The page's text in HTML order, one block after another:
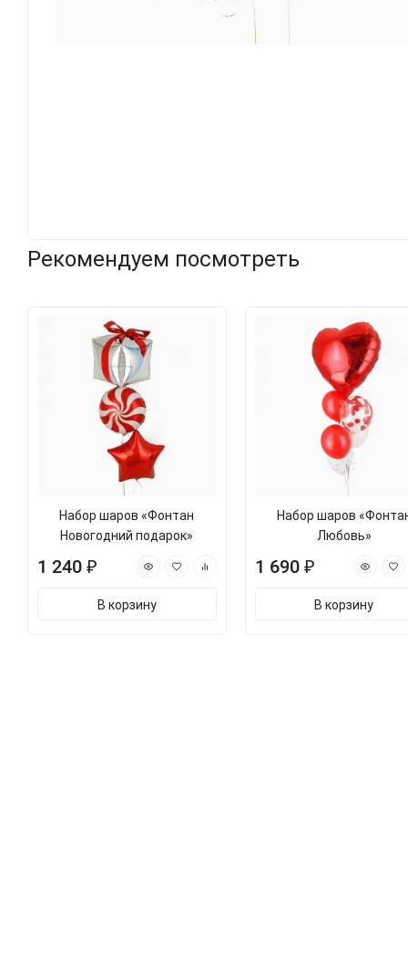
Рекомендуем посмотреть
Набор шаров «Фонтан
Новогодний подарок»
1 240 ₽
В корзину
Набор шаров
Любовь»
1 690 ₽
В корзину